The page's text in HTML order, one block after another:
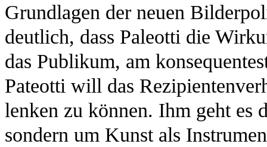
Grundlagen der neuen
deutlich, dass Paleotti die
das Publikum, am
Pateotti will das
lenken zu können. Ihm geht es
sondern um Kunst als